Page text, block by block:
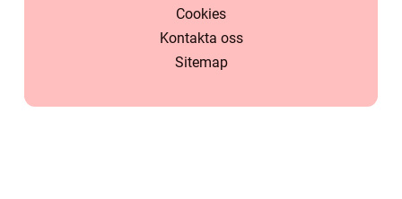
Cookies
Kontakta oss
Sitemap